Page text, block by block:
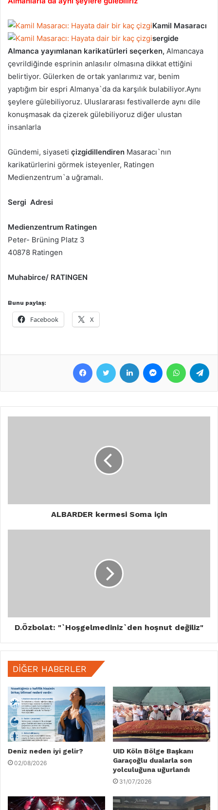
Kamil Masaracı
sergide
Almanca yayımlanan karikatürleri seçerken, Almancaya
çevrildiğinde esprinin anlasılır olmasına dikkat ettiğini
belirtiyor. Gülerken de ortak yanlarımız var, benim
yaptığım bir espri Almanya`da da karşılık bulabiliyor.Aynı
şeylere gülebiliyoruz. Uluslararası festivallerde aynı dile
konuşmasak da çizerek gülebiliyoruz diğer ulustan
insanlarla
Gündemi, siyaseti çizgidillendiren Masaracı`nın
karikatürlerini görmek isteyenler, Ratingen
Medienzentrum`a uğramalı.
Sergi Adresi
Medienzentrum Ratingen
Peter- Brüning Platz 3
40878 Ratingen
Muhabirce/ RATINGEN
Bunu paylaş:
Facebook X
ALBARDER kermesi Soma için
D.Özbolat: "`Hoşgelmediniz`den hoşnut değiliz"
DIĞER HABERLER
Deniz neden iyi gelir?
02/08/2026
UID Köln Bölge Başkanı
Garaçoğlu dualarla son
yolculuğuna uğurlandı
31/07/2026